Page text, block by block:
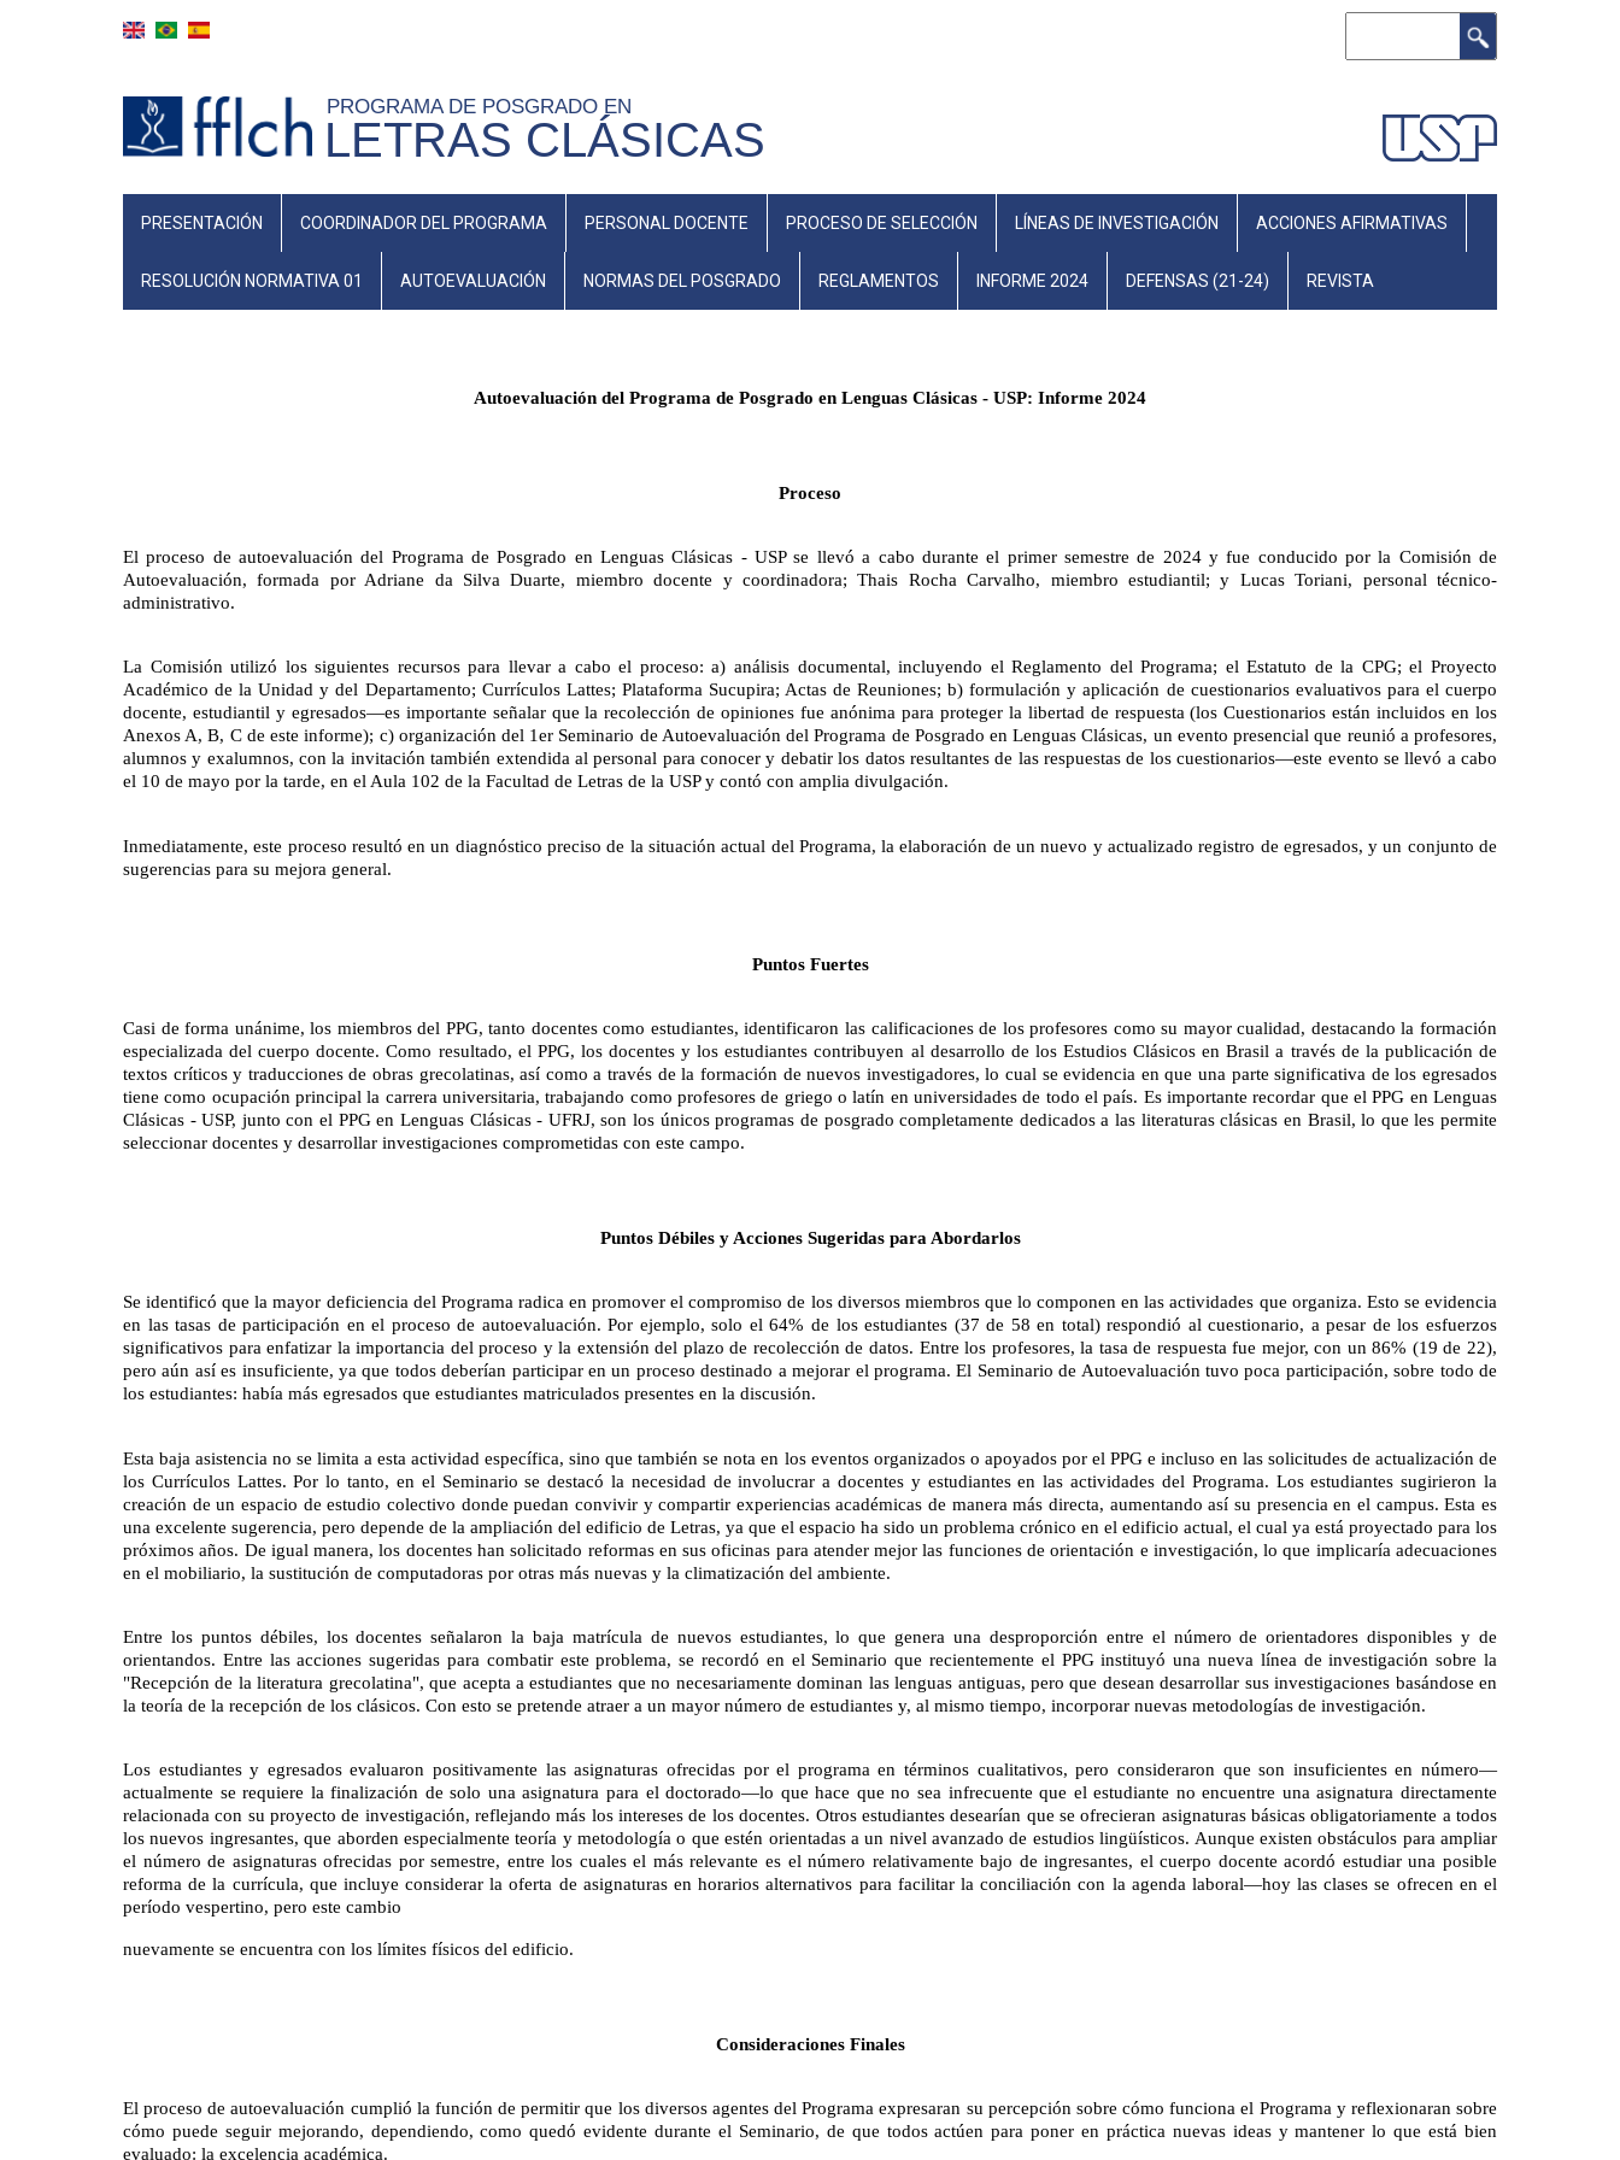
PROGRAMA DE POSGRADO EN
LETRAS CLÁSICAS
NAVEGAÇÃO
(ESPANHOL)
PRESENTACIÓN COORDINADOR DEL PROGRAMA PERSONAL DOCENTE PROCESO DE SELECCIÓN LÍNEAS DE INVESTIGACIÓN ACCIONES AFIRMATIVAS
RESOLUCIÓN NORMATIVA 01 AUTOEVALUACIÓN NORMAS DEL POSGRADO REGLAMENTOS INFORME 2024 DEFENSAS (21-24) REVISTA
Autoevaluación del Programa de Posgrado en Lenguas Clásicas - USP: Informe 2024
Proceso
El proceso de autoevaluación del Programa de Posgrado en Lenguas Clásicas - USP se llevó a cabo durante el primer semestre de 2024 y fue conducido por la Comisión de
Autoevaluación, formada por Adriane da Silva Duarte, miembro docente y coordinadora; Thais Rocha Carvalho, miembro estudiantil; y Lucas Toriani, personal técnico-
administrativo.
La Comisión utilizó los siguientes recursos para llevar a cabo el proceso: a) análisis documental, incluyendo el Reglamento del Programa; el Estatuto de la CPG; el Proyecto
Académico de la Unidad y del Departamento; Currículos Lattes; Plataforma Sucupira; Actas de Reuniones; b) formulación y aplicación de cuestionarios evaluativos para el cuerpo
docente, estudiantil y egresados—es importante señalar que la recolección de opiniones fue anónima para proteger la libertad de respuesta (los Cuestionarios están incluidos en los
Anexos A, B, C de este informe); c) organización del 1er Seminario de Autoevaluación del Programa de Posgrado en Lenguas Clásicas, un evento presencial que reunió a profesores,
alumnos y exalumnos, con la invitación también extendida al personal para conocer y debatir los datos resultantes de las respuestas de los cuestionarios—este evento se llevó a cabo
el 10 de mayo por la tarde, en el Aula 102 de la Facultad de Letras de la USP y contó con amplia divulgación.
Inmediatamente, este proceso resultó en un diagnóstico preciso de la situación actual del Programa, la elaboración de un nuevo y actualizado registro de egresados, y un conjunto de
sugerencias para su mejora general.
Puntos Fuertes
Casi de forma unánime, los miembros del PPG, tanto docentes como estudiantes, identificaron las calificaciones de los profesores como su mayor cualidad, destacando la formación
especializada del cuerpo docente. Como resultado, el PPG, los docentes y los estudiantes contribuyen al desarrollo de los Estudios Clásicos en Brasil a través de la publicación de
textos críticos y traducciones de obras grecolatinas, así como a través de la formación de nuevos investigadores, lo cual se evidencia en que una parte significativa de los egresados
tiene como ocupación principal la carrera universitaria, trabajando como profesores de griego o latín en universidades de todo el país. Es importante recordar que el PPG en Lenguas
Clásicas - USP, junto con el PPG en Lenguas Clásicas - UFRJ, son los únicos programas de posgrado completamente dedicados a las literaturas clásicas en Brasil, lo que les permite
seleccionar docentes y desarrollar investigaciones comprometidas con este campo.
Puntos Débiles y Acciones Sugeridas para Abordarlos
Se identificó que la mayor deficiencia del Programa radica en promover el compromiso de los diversos miembros que lo componen en las actividades que organiza. Esto se evidencia
en las tasas de participación en el proceso de autoevaluación. Por ejemplo, solo el 64% de los estudiantes (37 de 58 en total) respondió al cuestionario, a pesar de los esfuerzos
significativos para enfatizar la importancia del proceso y la extensión del plazo de recolección de datos. Entre los profesores, la tasa de respuesta fue mejor, con un 86% (19 de 22),
pero aún así es insuficiente, ya que todos deberían participar en un proceso destinado a mejorar el programa. El Seminario de Autoevaluación tuvo poca participación, sobre todo de
los estudiantes: había más egresados que estudiantes matriculados presentes en la discusión.
Esta baja asistencia no se limita a esta actividad específica, sino que también se nota en los eventos organizados o apoyados por el PPG e incluso en las solicitudes de actualización de
los Currículos Lattes. Por lo tanto, en el Seminario se destacó la necesidad de involucrar a docentes y estudiantes en las actividades del Programa. Los estudiantes sugirieron la
creación de un espacio de estudio colectivo donde puedan convivir y compartir experiencias académicas de manera más directa, aumentando así su presencia en el campus. Esta es
una excelente sugerencia, pero depende de la ampliación del edificio de Letras, ya que el espacio ha sido un problema crónico en el edificio actual, el cual ya está proyectado para los
próximos años. De igual manera, los docentes han solicitado reformas en sus oficinas para atender mejor las funciones de orientación e investigación, lo que implicaría adecuaciones
en el mobiliario, la sustitución de computadoras por otras más nuevas y la climatización del ambiente.
Entre los puntos débiles, los docentes señalaron la baja matrícula de nuevos estudiantes, lo que genera una desproporción entre el número de orientadores disponibles y de
orientandos. Entre las acciones sugeridas para combatir este problema, se recordó en el Seminario que recientemente el PPG instituyó una nueva línea de investigación sobre la
"Recepción de la literatura grecolatina", que acepta a estudiantes que no necesariamente dominan las lenguas antiguas, pero que desean desarrollar sus investigaciones basándose en
la teoría de la recepción de los clásicos. Con esto se pretende atraer a un mayor número de estudiantes y, al mismo tiempo, incorporar nuevas metodologías de investigación.
Los estudiantes y egresados evaluaron positivamente las asignaturas ofrecidas por el programa en términos cualitativos, pero consideraron que son insuficientes en número—
actualmente se requiere la finalización de solo una asignatura para el doctorado—lo que hace que no sea infrecuente que el estudiante no encuentre una asignatura directamente
relacionada con su proyecto de investigación, reflejando más los intereses de los docentes. Otros estudiantes desearían que se ofrecieran asignaturas básicas obligatoriamente a todos
los nuevos ingresantes, que aborden especialmente teoría y metodología o que estén orientadas a un nivel avanzado de estudios lingüísticos. Aunque existen obstáculos para ampliar
el número de asignaturas ofrecidas por semestre, entre los cuales el más relevante es el número relativamente bajo de ingresantes, el cuerpo docente acordó estudiar una posible
reforma de la currícula, que incluye considerar la oferta de asignaturas en horarios alternativos para facilitar la conciliación con la agenda laboral—hoy las clases se ofrecen en el
período vespertino, pero este cambio
nuevamente se encuentra con los límites físicos del edificio.
Consideraciones Finales
El proceso de autoevaluación cumplió la función de permitir que los diversos agentes del Programa expresaran su percepción sobre cómo funciona el Programa y reflexionaran sobre
cómo puede seguir mejorando, dependiendo, como quedó evidente durante el Seminario, de que todos actúen para poner en práctica nuevas ideas y mantener lo que está bien
evaluado: la excelencia académica.